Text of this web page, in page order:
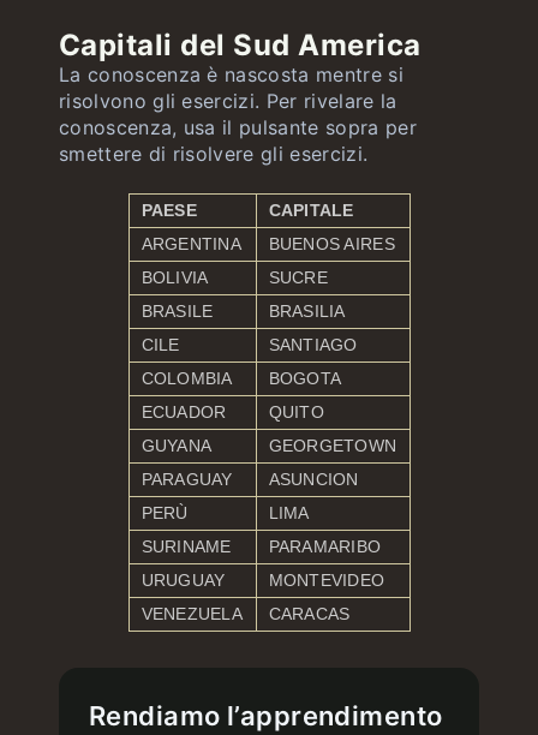
Bandiere africane
Bandiere del Nord America e dei Caraibi
Bandiere sudamericane
Bandiere oceaniane
Paesi asiatici per superficie
Paesi americani per superficie
Paesi africani per superficie
Paesi oceanici per superficie
Capitali del Sud America
La conoscenza è nascosta mentre si
risolvono gli esercizi. Per rivelare la
conoscenza, usa il pulsante sopra per
smettere di risolvere gli esercizi.
PAESE
CAPITALE
ARGENTINA
BUENOS AIRES
BOLIVIA
SUCRE
BRASILE
BRASILIA
CILE
SANTIAGO
COLOMBIA
BOGOTA
ECUADOR
QUITO
GUYANA
GEORGETOWN
PARAGUAY
ASUNCION
PERÙ
LIMA
SURINAME
PARAMARIBO
URUGUAY
MONTEVIDEO
VENEZUELA
CARACAS
Rendiamo l’apprendimento